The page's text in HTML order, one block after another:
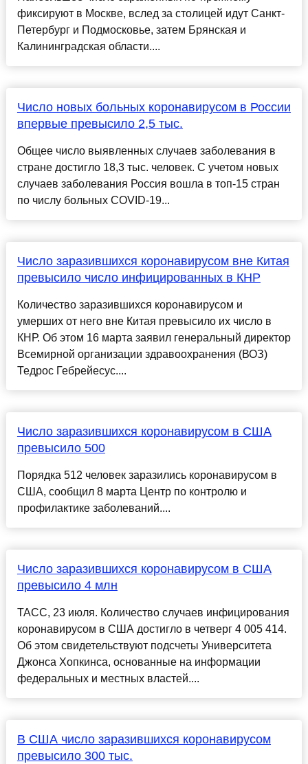
фиксируют в Москве, вслед за столицей идут Санкт-
Петербург и Подмосковье, затем Брянская и
Калининградская области....
Число новых больных коронавирусом в России
впервые превысило 2,5 тыс.
Общее число выявленных случаев заболевания в
стране достигло 18,3 тыс. человек. С учетом новых
случаев заболевания Россия вошла в топ-15 стран
по числу больных COVID-19...
Число заразившихся коронавирусом вне Китая
превысило число инфицированных в КНР
Количество заразившихся коронавирусом и
умерших от него вне Китая превысило их число в
КНР. Об этом 16 марта заявил генеральный директор
Всемирной организации здравоохранения (ВОЗ)
Тедрос Гебрейесус....
Число заразившихся коронавирусом в США
превысило 500
Порядка 512 человек заразились коронавирусом в
США, сообщил 8 марта Центр по контролю и
профилактике заболеваний....
Число заразившихся коронавирусом в США
превысило 4 млн
ТАСС, 23 июля. Количество случаев инфицирования
коронавирусом в США достигло в четверг 4 005 414.
Об этом свидетельствуют подсчеты Университета
Джонса Хопкинса, основанные на информации
федеральных и местных властей....
В США число заразившихся коронавирусом
превысило 300 тыс.